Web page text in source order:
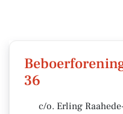
36
c/o. Erling